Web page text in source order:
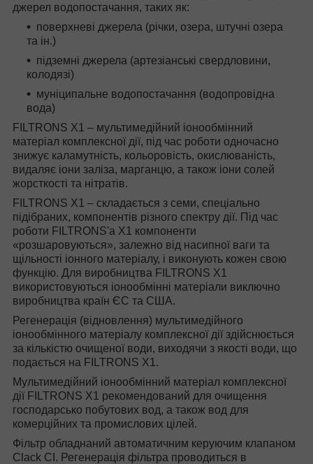
джерел водопостачання, таких як:
поверхневі джерела (річки, озера, штучні озера
та ін.)
підземні джерела (артезіанські свердловини,
колодязі)
муніципальне водопостачання (водопровідна
вода)
FILTRONS X1 – мультимедійний іонообмінний
матеріал комплексної дії, під час роботи одночасно
знижує каламутність, кольоровість, окислюваність,
видаляє іони заліза, марганцю, а також іони солей
жорсткості та нітратів.
FILTRONS X1 – складається з семи, спеціально
підібраних, компонентів різного спектру дії. Під час
роботи FILTRONS'а X1 компоненти
«розшаровуються», залежно від насипної ваги та
щільності іонного матеріалу, і виконують кожен свою
функцію. Для виробництва FILTRONS X1
використовуються іонообмінні матеріали виключно
виробництва країн ЄС та США.
Регенерація (відновлення) мультимедійного
іонообмінного матеріалу комплексної дії здійснюється
за кількістю очищеної води, виходячи з якості води, що
подається на FILTRONS X1.
Мультимедійний іонообмінний матеріал комплексної
дії FILTRONS X1 рекомендований для очищення
господарсько побутових вод, а також вод для
комерційних та промислових цілей.
Фільтр обладнаний автоматичним керуючим клапаном
Clack CI. Регенерація фільтра проводиться в